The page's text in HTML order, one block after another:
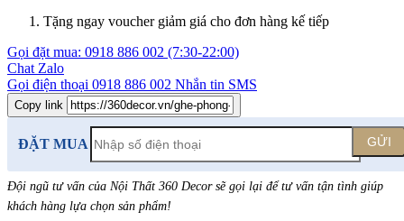
Tặng ngay voucher giảm giá cho đơn hàng kế tiếp
Gọi đặt mua: 0918 886 002 (7:30-22:00)
Chat Zalo
Gọi điện thoại 0918 886 002 Nhắn tin SMS
Copy link
ĐẶT MUA GỬI
Đội ngũ tư vấn của Nội Thất 360 Decor sẽ gọi lại để tư vấn tận tình giúp
khách hàng lựa chọn sản phẩm!